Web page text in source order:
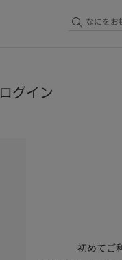
ログイン
初めてご